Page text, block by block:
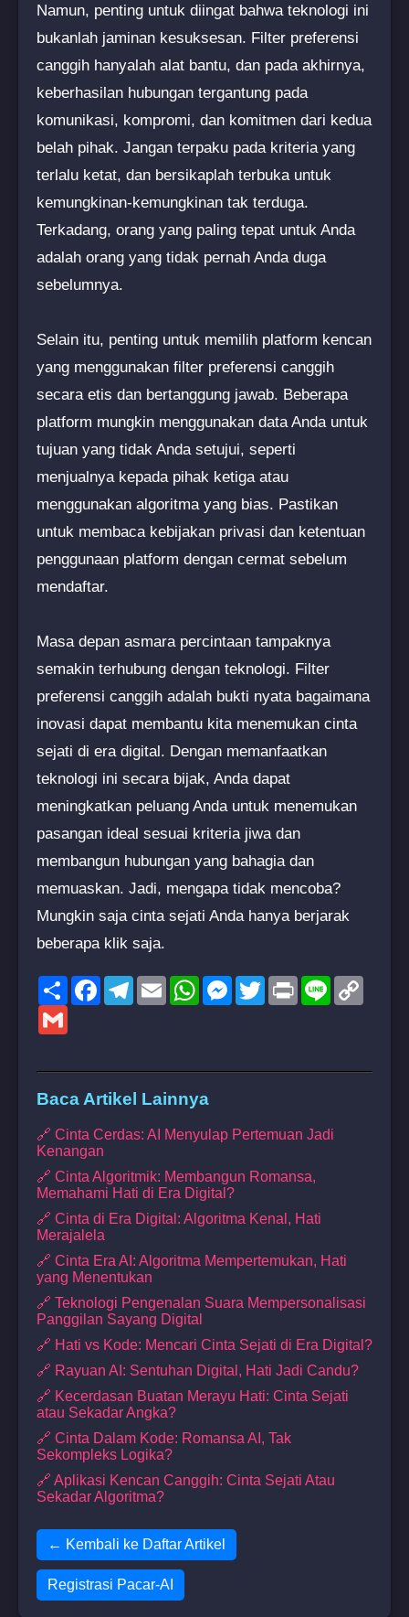
Namun, penting untuk diingat bahwa teknologi ini
bukanlah jaminan kesuksesan. Filter preferensi
canggih hanyalah alat bantu, dan pada akhirnya,
keberhasilan hubungan tergantung pada
komunikasi, kompromi, dan komitmen dari kedua
belah pihak. Jangan terpaku pada kriteria yang
terlalu ketat, dan bersikaplah terbuka untuk
kemungkinan-kemungkinan tak terduga.
Terkadang, orang yang paling tepat untuk Anda
adalah orang yang tidak pernah Anda duga
sebelumnya.
Selain itu, penting untuk memilih platform kencan
yang menggunakan filter preferensi canggih
secara etis dan bertanggung jawab. Beberapa
platform mungkin menggunakan data Anda untuk
tujuan yang tidak Anda setujui, seperti
menjualnya kepada pihak ketiga atau
menggunakan algoritma yang bias. Pastikan
untuk membaca kebijakan privasi dan ketentuan
penggunaan platform dengan cermat sebelum
mendaftar.
Masa depan asmara percintaan tampaknya
semakin terhubung dengan teknologi. Filter
preferensi canggih adalah bukti nyata bagaimana
inovasi dapat membantu kita menemukan cinta
sejati di era digital. Dengan memanfaatkan
teknologi ini secara bijak, Anda dapat
meningkatkan peluang Anda untuk menemukan
pasangan ideal sesuai kriteria jiwa dan
membangun hubungan yang bahagia dan
memuaskan. Jadi, mengapa tidak mencoba?
Mungkin saja cinta sejati Anda hanya berjarak
beberapa klik saja.
ShareFacebookTelegram
EmailWhatsAppMessenger
TwitterPrint Line
Baca Artikel Lainnya
🔗 Cinta Cerdas: AI Menyulap Pertemuan Jadi
Kenangan
🔗 Cinta Algoritmik: Membangun Romansa,
Memahami Hati di Era Digital?
🔗 Cinta di Era Digital: Algoritma Kenal, Hati
Merajalela
🔗 Cinta Era AI: Algoritma Mempertemukan, Hati
yang Menentukan
🔗 Teknologi Pengenalan Suara Mempersonalisasi
Panggilan Sayang Digital
🔗 Hati vs Kode: Mencari Cinta Sejati di Era Digital?
🔗 Rayuan AI: Sentuhan Digital, Hati Jadi Candu?
🔗 Kecerdasan Buatan Merayu Hati: Cinta Sejati
atau Sekadar Angka?
🔗 Cinta Dalam Kode: Romansa AI, Tak
Sekompleks Logika?
🔗 Aplikasi Kencan Canggih: Cinta Sejati Atau
Sekadar Algoritma?
← Kembali ke Daftar Artikel
Registrasi Pacar-AI